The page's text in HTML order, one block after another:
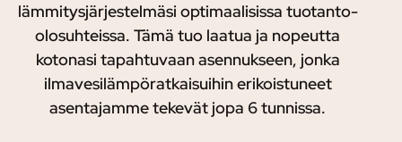
lämmitysjärjestelmäsi optimaalisissa tuotanto-
olosuhteissa. Tämä tuo laatua ja nopeutta
kotonasi tapahtuvaan asennukseen, jonka
ilmavesilämpöratkaisuihin erikoistuneet
asentajamme tekevät jopa 6 tunnissa.